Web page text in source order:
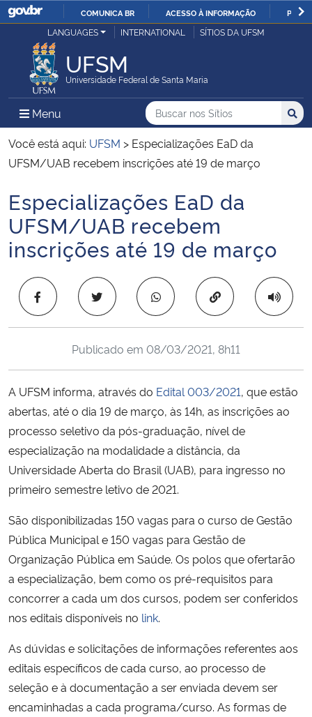
IR
COMUNICA BR ACESSO À INFORMAÇÃO
Ministério da Justiça e Segurança Pública
Ministério da Defesa
Ministério das Relações Exteriores
Ministério da Infraestrutura
Ministério da Agricultura, Pecuária e Abastecimento
Ministério da Educação
Ministério de Minas e Energia
Ministério da Ciência, Tecnologia, Inovações e Comunicações
Ministério do Meio Ambiente
Ministério do Desenvolvimento Regional
Controladoria-Geral da União
Ministério da Mulher, da Família e dos Direitos Humanos
Secretaria-Geral
Secretaria de Governo
LANGUAGES INTERNATIONAL SÍTIOS DA UFSM
UFSM
Universidade Federal de Santa Maria
Menu Menu Principal do Sítio
Busca
Buscar no nos Sítios
Busca:
Você está aqui: UFSM > Especializações EaD da
UFSM/UAB recebem inscrições até 19 de março
Início do conteúdo
Especializações EaD da
UFSM/UAB recebem
inscrições até 19 de março
Copiar para área
Publicado em 08/03/2021, 8h11
A UFSM informa, através do Edital 003/2021, que estão
abertas, até o dia 19 de março, às 14h, as inscrições ao
processo seletivo da pós-graduação, nível de
especialização na modalidade a distância, da
Universidade Aberta do Brasil (UAB), para ingresso no
primeiro semestre letivo de 2021.
São disponibilizadas 150 vagas para o curso de Gestão
Pública Municipal e 150 vagas para Gestão de
Organização Pública em Saúde. Os polos que ofertarão
a especialização, bem como os pré-requisitos para
concorrer a cada um dos cursos, podem ser conferidos
nos editais disponíveis no link.
As dúvidas e solicitações de informações referentes aos
editais específicos de cada curso, ao processo de
seleção e à documentação a ser enviada devem ser
encaminhadas a cada programa/curso. As formas de